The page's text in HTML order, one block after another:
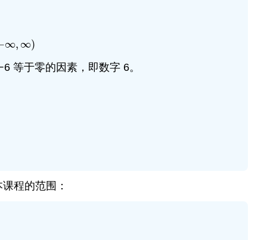
∞, ∞)
,∞)
等于零的因素，即数字 6。
程的范围：